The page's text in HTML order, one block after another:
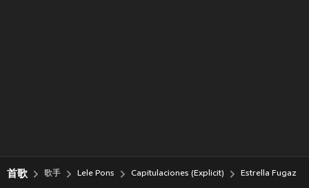
首歌 歌手 Lele Pons Capitulaciones (Explicit) Estrella Fugaz